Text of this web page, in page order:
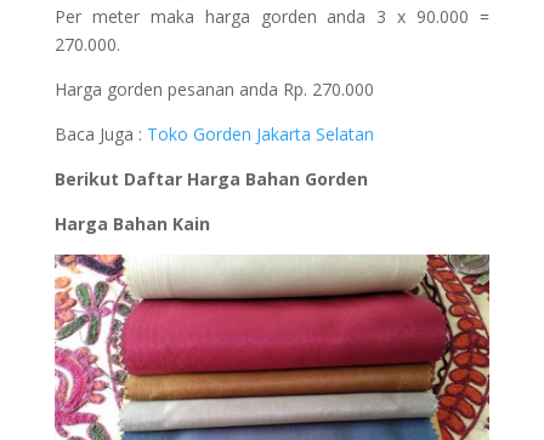
Per meter maka harga gorden anda 3 x 90.000 =
270.000.
Harga gorden pesanan anda Rp. 270.000
Baca Juga : Toko Gorden Jakarta Selatan
Berikut Daftar Harga Bahan Gorden
Harga Bahan Kain